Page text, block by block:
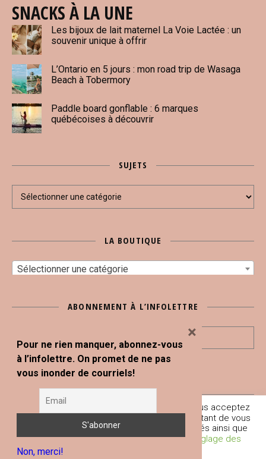
SNACKS À LA UNE
Les bijoux de lait maternel La Voie Lactée : un
souvenir unique à offrir
L’Ontario en 5 jours : mon road trip de Wasaga
Beach à Tobermory
Paddle board gonflable : 6 marques
québécoises à découvrir
SUJETS
LA BOUTIQUE
Sélectionner une catégorie
ABONNEMENT À L’INFOLETTRE
Tous droits réservés © Blogue Le Snack Bar 2020
Boutique Conditions générales et mentions légales
L’équipe du SNACK BAR Contact
En poursuivant votre navigation sur ce site, vous acceptez
l'utilisation de traceurs (cookies) nous permettant de vous
fournir les services et fonctionnalités proposés ainsi que
d’améliorer votre expérience globale.
Réglage des
Pour ne rien manquer, abonnez-vous
à l’infolettre. On promet de ne pas
vous inonder de courriels!
Non, merci!
×